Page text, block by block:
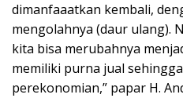
dimanfaaatkan kembali,
mengolahnya (daur ulang).
kita bisa merubahnya
memiliki purna jual
perekonomian,” papar H.